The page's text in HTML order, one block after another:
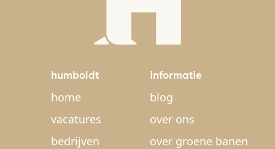
humboldt
home
vacatures
bedrijven
informatie
blog
over ons
over groene banen